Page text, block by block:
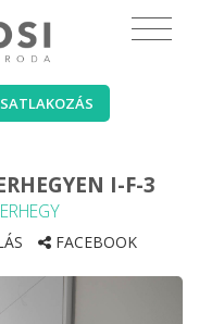
I-F-3
FACEBOOK